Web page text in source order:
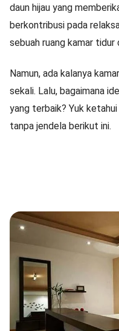
daun hijau yang
berkontribusi pada
sebuah ruang kamar tidur
Namun, ada kalanya
sekali. Lalu, bagaimana
yang terbaik? Yuk
tanpa jendela berikut ini.